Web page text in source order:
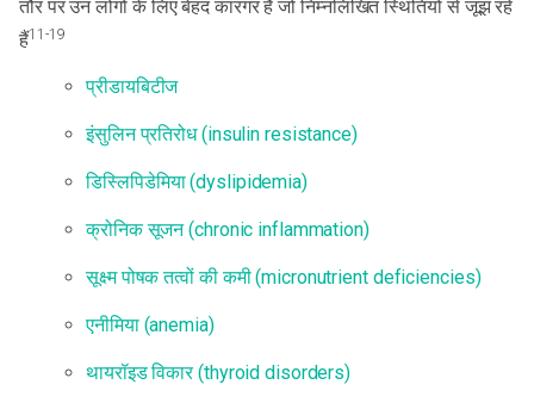
तौर पर उन लोगों के लिए बेहद कारगर है जो निम्नलिखित स्थितियों से जूझ रहे
हैं11-19
प्रीडायबिटीज
इंसुलिन प्रतिरोध (insulin resistance)
डिस्लिपिडेमिया (dyslipidemia)
क्रोनिक सूजन (chronic inflammation)
सूक्ष्म पोषक तत्वों की कमी (micronutrient deficiencies)
एनीमिया (anemia)
थायरॉइड विकार (thyroid disorders)